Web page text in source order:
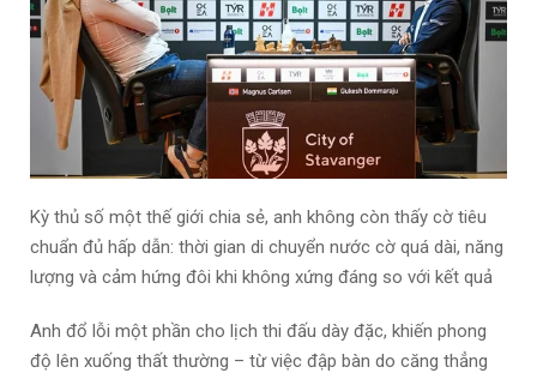
Kỳ thủ số một thế giới chia sẻ, anh không còn thấy cờ tiêu
chuẩn đủ hấp dẫn: thời gian di chuyển nước cờ quá dài, năng
lượng và cảm hứng đôi khi không xứng đáng so với kết quả
Anh đổ lỗi một phần cho lịch thi đấu dày đặc, khiến phong
độ lên xuống thất thường – từ việc đập bàn do căng thẳng